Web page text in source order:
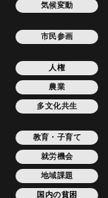
気候変動
市民参画
人権
農業
多文化共生
教育・子育て
就労機会
地域課題
国内の貧困